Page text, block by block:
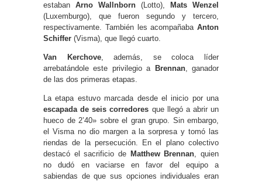
estaban Arno Wallnborn (Lotto),
Mats Wenzel
(Luxemburgo), que fueron segundo y tercero,
respectivamente. También les acompañaba Anton
Schiffer (Visma), que llegó cuarto.
Van Kerchove, además, se coloca líder
arrebatándole este privilegio a Brennan, ganador
de las dos primeras etapas.
La etapa estuvo marcada desde el inicio por una
escapada de seis corredores que llegó a abrir un
hueco de 2’40» sobre el gran grupo. Sin embargo,
el Visma no dio margen a la sorpresa y tomó las
riendas de la persecución. En el plano colectivo
destacó el sacrificio de Matthew Brennan, quien
no dudó en vaciarse en favor del equipo a
sabiendas de que sus opciones individuales eran